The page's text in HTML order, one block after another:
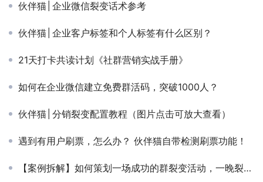
伙伴猫│企业微信裂变话术参考
伙伴猫│企业客户标签和个人标签有什么区别？
21天打卡共读计划《社群营销实战手册》
如何在企业微信建立免费群活码，突破1000人？
伙伴猫│分销裂变配置教程（图片点击可放大查看）
遇到有用户刷票，怎么办？ 伙伴猫自带检测刷票功能！
【案例拆解】如何策划一场成功的群裂变活动，一晚裂变100+社群？